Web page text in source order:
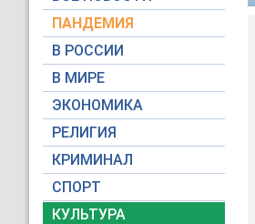
ПАНДЕМИЯ
В РОССИИ
В МИРЕ
ЭКОНОМИКА
РЕЛИГИЯ
КРИМИНАЛ
СПОРТ
КУЛЬТУРА